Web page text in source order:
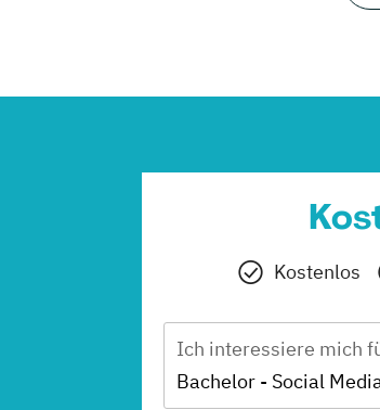
Kostenlos
Ich interessiere mich
Bachelor - Social